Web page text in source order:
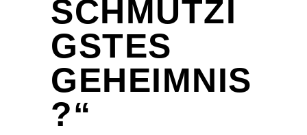
SCHMUTZI
GSTES
GEHEIMNIS
?“